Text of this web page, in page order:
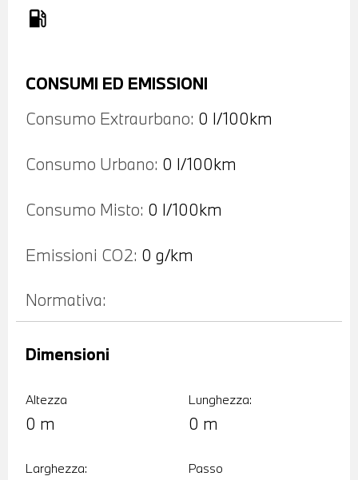
local_gas_station
CONSUMI ED EMISSIONI
Consumo Extraurbano: 0 l/100km
Consumo Urbano: 0 l/100km
Consumo Misto: 0 l/100km
Emissioni CO2: 0 g/km
Normativa:
Altezza
0 m
Lunghezza:
0 m
Dimensioni
Larghezza: Passo